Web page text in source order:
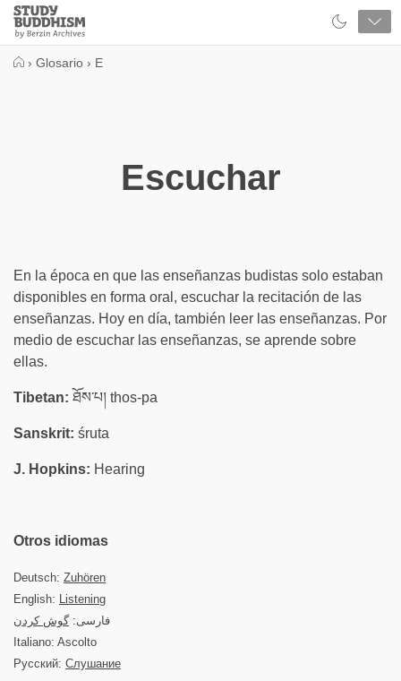
Close
Study
Buddhism
› Glosario › E
Escuchar
En la época en que las enseñanzas budistas solo estaban
disponibles en forma oral, escuchar la recitación de las
enseñanzas. Hoy en día, también leer las enseñanzas. Por
medio de escuchar las enseñanzas, se aprende sobre
ellas.
Tibetan: ཐོས་པ། thos-pa
Sanskrit: śruta
J. Hopkins: Hearing
Otros idiomas
Deutsch: Zuhören
English: Listening
فارسی:گوش کردن
Italiano: Ascolto
Русский: Слушание